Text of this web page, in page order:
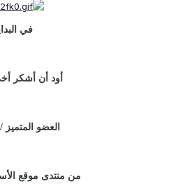
في
أود أن أشكر
العضو المتميز /
من منتدى موقع